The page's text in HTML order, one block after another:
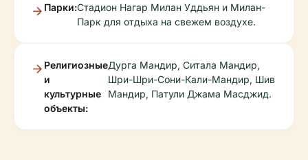
Парки:Стадион Нагар Милан Уддьян и Милан-
Парк для отдыха на свежем воздухе.
Религиозные
и
культурные
объекты:
Дурга Мандир, Ситала Мандир,
Шри-Шри-Сони-Кали-Мандир, Шив
Мандир, Патули Джама Масджид.